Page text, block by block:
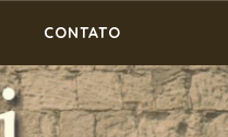
CONTATO